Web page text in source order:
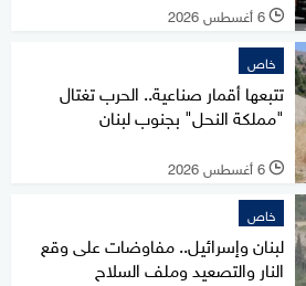
l 6 أغسطس 2026
خاص
تتبعها أقمار صناعية.. الحرب تغتال
"مملكة النحل" بجنوب لبنان
l 6 أغسطس 2026
خاص
لبنان وإسرائيل.. مفاوضات على وقع
النار والتصعيد وملف السلاح